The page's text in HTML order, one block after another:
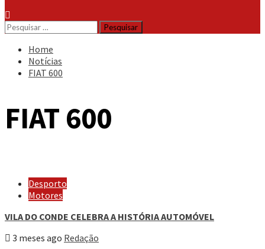
Pesquisar
por:
Home
Notícias
FIAT 600
FIAT 600
Desporto
Motores
VILA DO CONDE CELEBRA A HISTÓRIA AUTOMÓVEL
3 meses ago Redação